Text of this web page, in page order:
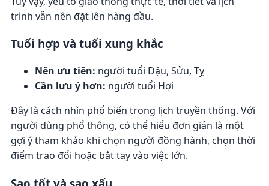
trình vẫn nên đặt lên hàng đầu.
Tuổi hợp và tuổi xung khắc
Nên ưu tiên: người tuổi Dậu, Sửu, Tỵ
Cần lưu ý hơn: người tuổi Hợi
Đây là cách nhìn phổ biến trong lịch truyền thống. Với
người dùng phổ thông, có thể hiểu đơn giản là một
gợi ý tham khảo khi chọn người đồng hành, chọn thời
điểm trao đổi hoặc bắt tay vào việc lớn.